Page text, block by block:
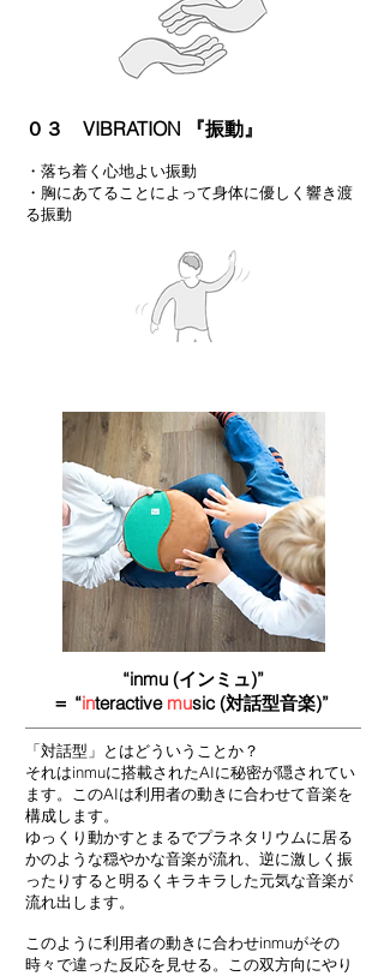
０３ VIBRATION 『振動』
・落ち着く心地よい振動
・胸にあてることによって身体に優しく響き渡
る振動
“inmu (インミュ)”
＝ “interactive music (対話型音楽)”
「対話型」とはどういうことか？
それはinmuに搭載されたAIに秘密が隠されてい
ます。このAIは利用者の動きに合わせて音楽を
構成します。
ゆっくり動かすとまるでプラネタリウムに居る
かのような穏やかな音楽が流れ、逆に激しく振
ったりすると明るくキラキラした元気な音楽が
流れ出します。
このように利用者の動きに合わせinmuがその
時々で違った反応を見せる。この双方向にやり